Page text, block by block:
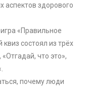
аспектов здорового
«Правильное
состоял из трёх
«Отгадай, что это»,
почему люди